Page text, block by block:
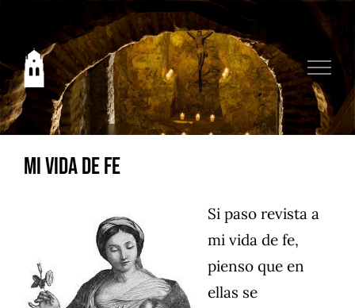
contenido
Mi vida de fe
Si paso revista a
mi vida de fe,
pienso que en
ellas se